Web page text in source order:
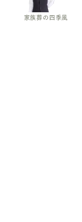
家族葬の四季風